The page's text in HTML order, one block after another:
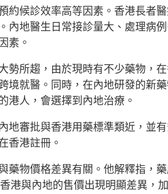
約候診效率高等因素。香港長者
內地醫生日常接診量大、處理病
素。
勢所趨，由於現時有不少藥物，
境就醫。同時，在內地研發的新
港人，會選擇到內地治療。
地審批與香港用藥標準類近，並
香港註冊。
藥物價格差異有關。他解釋指，
港與內地的售價出現明顯差異，